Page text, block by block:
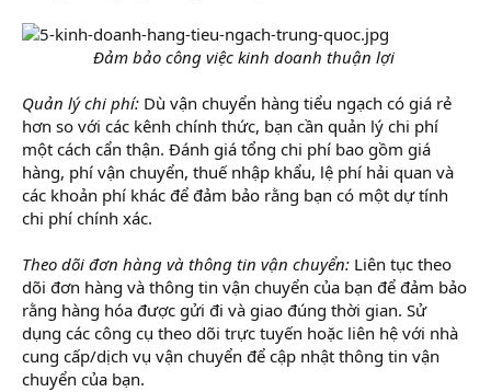
Đảm bảo công việc kinh doanh thuận lợi
Quản lý chi phí: Dù vận chuyển hàng tiểu ngạch có giá rẻ
hơn so với các kênh chính thức, bạn cần quản lý chi phí
một cách cẩn thận. Đánh giá tổng chi phí bao gồm giá
hàng, phí vận chuyển, thuế nhập khẩu, lệ phí hải quan và
các khoản phí khác để đảm bảo rằng bạn có một dự tính
chi phí chính xác.
Theo dõi đơn hàng và thông tin vận chuyển: Liên tục theo
dõi đơn hàng và thông tin vận chuyển của bạn để đảm bảo
rằng hàng hóa được gửi đi và giao đúng thời gian. Sử
dụng các công cụ theo dõi trực tuyến hoặc liên hệ với nhà
cung cấp/dịch vụ vận chuyển để cập nhật thông tin vận
chuyển của bạn.